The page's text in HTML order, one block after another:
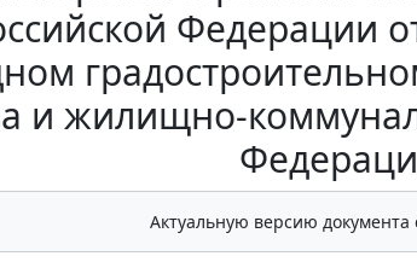
Федерации
и жилищно-
Актуальную версию документа